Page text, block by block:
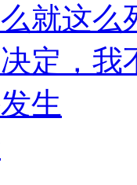
就这么
定，我
生